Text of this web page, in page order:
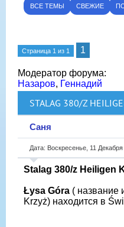
ВСЕ ТЕМЫ СВЕЖИЕ
Страница 1 из 1 1
Модератор форума:
Назаров, Геннадий
STALAG 380/Z
Саня
Дата: Воскресенье, 11
Stalag 380/z Heiligen
Łysa Góra ( название
Krzyż) находится в